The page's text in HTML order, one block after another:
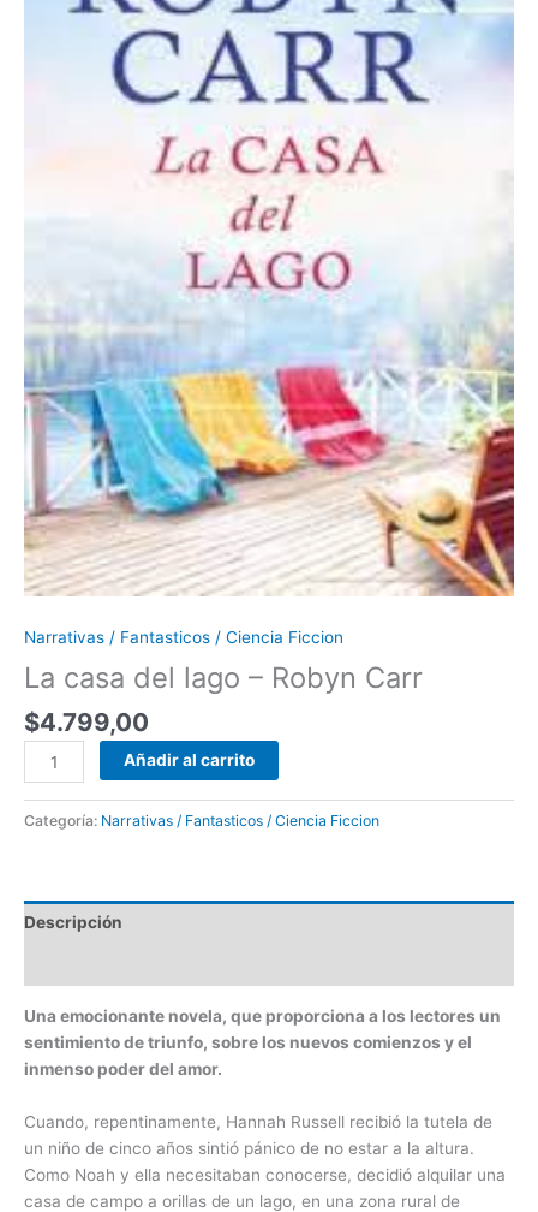
Narrativas / Fantasticos / Ciencia Ficcion
La casa del lago – Robyn Carr
$4.799,00
cantidad
Añadir al carrito
Categoría: Narrativas / Fantasticos / Ciencia Ficcion
Descripción
Una emocionante novela, que proporciona a los lectores un
sentimiento de triunfo, sobre los nuevos comienzos y el
inmenso poder del amor.
Cuando, repentinamente, Hannah Russell recibió la tutela de
un niño de cinco años sintió pánico de no estar a la altura.
Como Noah y ella necesitaban conocerse, decidió alquilar una
casa de campo a orillas de un lago, en una zona rural de